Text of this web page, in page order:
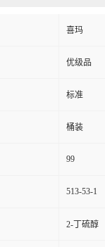
喜玛
优级品
标准
桶装
99
513-53-1
2-丁硫醇